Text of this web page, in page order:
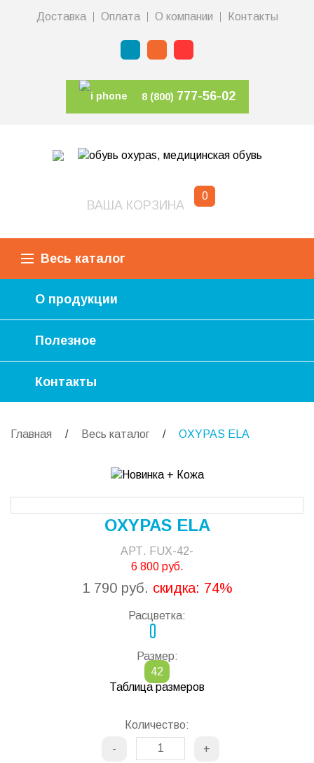
Доставка Оплата О компании Контакты
8 (800) 777-56-02
ВАША КОРЗИНА
0
Весь каталог
О продукции
Полезное
Контакты
Главная / Весь каталог / OXYPAS ELA
OXYPAS ELA
АРТ. FUX-42-
6 800 руб.
1 790 руб. скидка: 74%
Расцветка:
Размер:
42
Таблица размеров
Количество:
-
+